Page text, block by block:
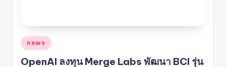
Posted
in
news
OpenAI ลงทุน Merge Labs พัฒนา BCI รุ่น